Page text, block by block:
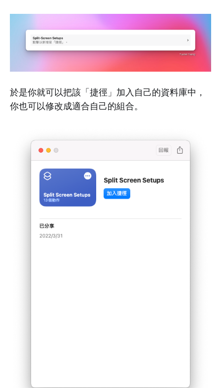
於是你就可以把該「捷徑」加入自己的資料庫中，
你也可以修改成適合自己的組合。